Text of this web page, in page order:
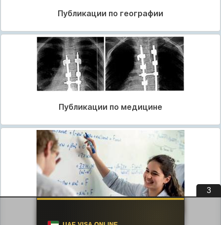
Публикации по географии
Публикации по медицине
3